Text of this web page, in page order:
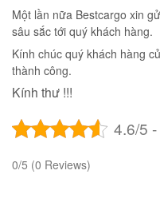
Một lần nữa Bestcargo xin
sâu sắc tới quý khách hàng.
Kính chúc quý khách hàng
thành công.
Kính thư !!!
4.6/5
0/5 (0 Reviews)